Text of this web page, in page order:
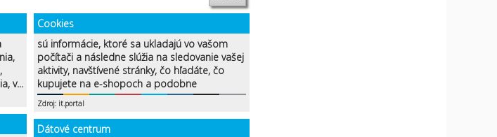
v...
Cookies
sú informácie, ktoré sa ukladajú vo vašom
počítači a následne slúžia na sledovanie vašej
aktivity, navštívené stránky, čo hľadáte, čo
kupujete na e-shopoch a podobne
Zdroj: it.portal
Dátové centrum